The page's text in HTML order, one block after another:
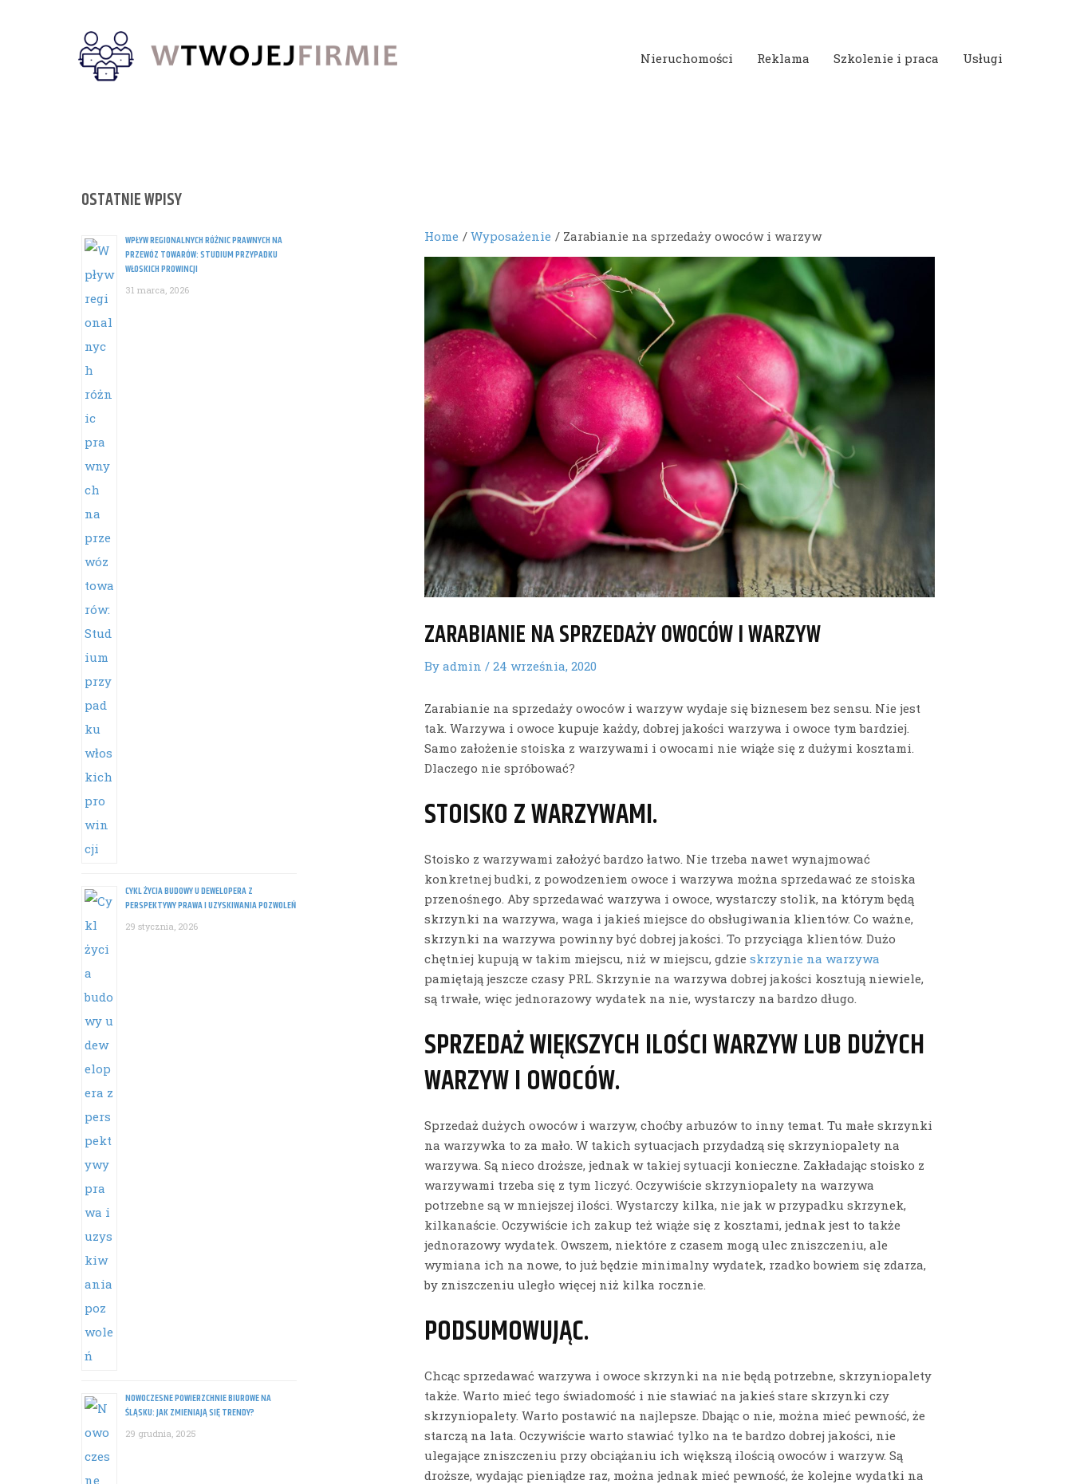
Nieruchomości Reklama Szkolenie i praca Usługi
OSTATNIE WPISY
WPŁYW REGIONALNYCH RÓŻNIC PRAWNYCH NA
PRZEWÓZ TOWARÓW: STUDIUM PRZYPADKU
WŁOSKICH PROWINCJI
31 marca, 2026
CYKL ŻYCIA BUDOWY U DEWELOPERA Z
PERSPEKTYWY PRAWA I UZYSKIWANIA POZWOLEŃ
29 stycznia, 2026
NOWOCZESNE POWIERZCHNIE BIUROWE NA
ŚLĄSKU: JAK ZMIENIAJĄ SIĘ TRENDY?
29 grudnia, 2025
Home Wyposażenie Zarabianie na sprzedaży owoców i warzyw
ZARABIANIE NA SPRZEDAŻY OWOCÓW I WARZYW
Byadmin/24 września, 2020
Zarabianie na sprzedaży owoców i warzyw wydaje się biznesem bez sensu. Nie jest
tak. Warzywa i owoce kupuje każdy, dobrej jakości warzywa i owoce tym bardziej.
Samo założenie stoiska z warzywami i owocami nie wiąże się z dużymi kosztami.
Dlaczego nie spróbować?
STOISKO Z WARZYWAMI.
Stoisko z warzywami założyć bardzo łatwo. Nie trzeba nawet wynajmować
konkretnej budki, z powodzeniem owoce i warzywa można sprzedawać ze stoiska
przenośnego. Aby sprzedawać warzywa i owoce, wystarczy stolik, na którym będą
skrzynki na warzywa, waga i jakieś miejsce do obsługiwania klientów. Co ważne,
skrzynki na warzywa powinny być dobrej jakości. To przyciąga klientów. Dużo
chętniej kupują w takim miejscu, niż w miejscu, gdzieskrzynie na warzywa
pamiętają jeszcze czasy PRL. Skrzynie na warzywa dobrej jakości kosztują niewiele,
są trwałe, więc jednorazowy wydatek na nie, wystarczy na bardzo długo.
SPRZEDAŻ WIĘKSZYCH ILOŚCI WARZYW LUB DUŻYCH
WARZYW I OWOCÓW.
Sprzedaż dużych owoców i warzyw, choćby arbuzów to inny temat. Tu małe skrzynki
na warzywka to za mało. W takich sytuacjach przydadzą się skrzyniopalety na
warzywa. Są nieco droższe, jednak w takiej sytuacji konieczne. Zakładając stoisko z
warzywami trzeba się z tym liczyć. Oczywiście skrzyniopalety na warzywa
potrzebne są w mniejszej ilości. Wystarczy kilka, nie jak w przypadku skrzynek,
kilkanaście. Oczywiście ich zakup też wiąże się z kosztami, jednak jest to także
jednorazowy wydatek. Owszem, niektóre z czasem mogą ulec zniszczeniu, ale
wymiana ich na nowe, to już będzie minimalny wydatek, rzadko bowiem się zdarza,
by zniszczeniu uległo więcej niż kilka rocznie.
PODSUMOWUJĄC.
Chcąc sprzedawać warzywa i owoce skrzynki na nie będą potrzebne, skrzyniopalety
także. Warto mieć tego świadomość i nie stawiać na jakieś stare skrzynki czy
skrzyniopalety. Warto postawić na najlepsze. Dbając o nie, można mieć pewność, że
starczą na lata. Oczywiście warto stawiać tylko na te bardzo dobrej jakości, nie
ulegające zniszczeniu przy obciążaniu ich większą ilością owoców i warzyw. Są
droższe, wydając pieniądze raz, można jednak mieć pewność, że kolejne wydatki na